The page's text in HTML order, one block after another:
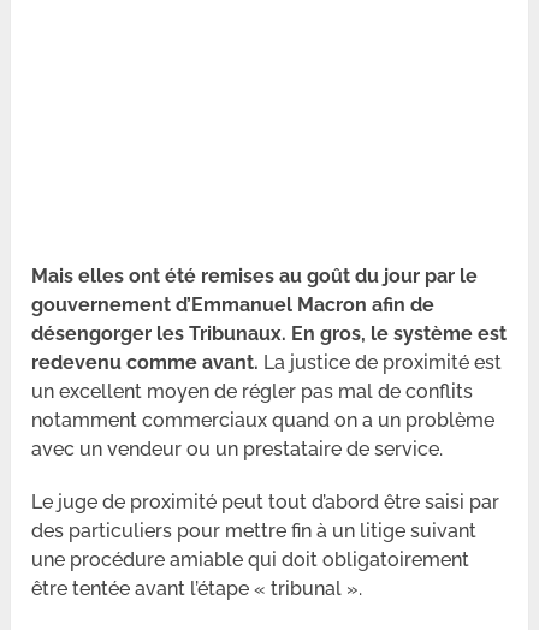
Mais elles ont été remises au goût du jour par le
gouvernement d’Emmanuel Macron afin de
désengorger les Tribunaux. En gros, le système est
redevenu comme avant. La justice de proximité est
un excellent moyen de régler pas mal de conflits
notamment commerciaux quand on a un problème
avec un vendeur ou un prestataire de service.
Le juge de proximité peut tout d’abord être saisi par
des particuliers pour mettre fin à un litige suivant
une procédure amiable qui doit obligatoirement
être tentée avant l’étape « tribunal ».